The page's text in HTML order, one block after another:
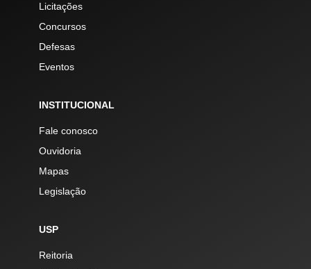
Licitações
Concursos
Defesas
Eventos
INSTITUCIONAL
Fale conosco
Ouvidoria
Mapas
Legislação
USP
Reitoria